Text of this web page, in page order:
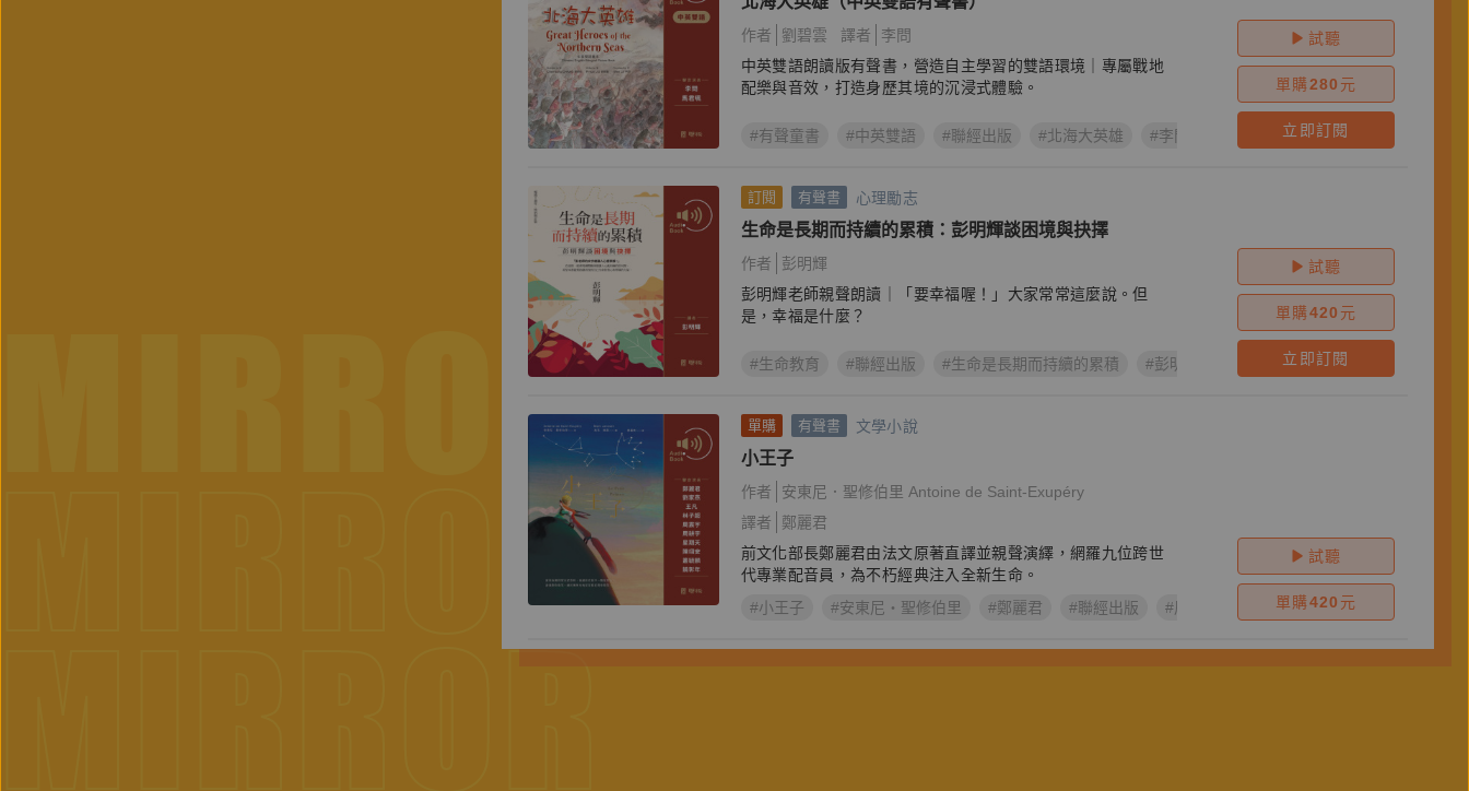
作者 劉碧雲 譯者
李問
中英雙語朗讀版有聲書，營造自主學習的雙語環境｜專屬戰地
配樂與音效，打造身歷其境的沉浸式體驗。
#有聲童書 #中英雙語 #聯經出版 #北海大英雄 #李問 #馬君珮
試聽
單購280 元
立即訂閱
訂閱 有聲書 心理勵志
生命是長期而持續的累積：彭明輝談困境與抉擇
作者
彭明輝
彭明輝老師親聲朗讀｜「要幸福喔！」大家常常這麼說。但
是，幸福是什麼？
#生命教育 #聯經出版 #生命是長期而持續的累積 #彭明輝談困境與抉擇 #彭明輝
試聽
單購420 元
立即訂閱
單購 有聲書 文學小說
小王子
作者
安東尼．聖修伯里 Antoine de Saint-Exupéry
譯者
鄭麗君
前文化部長鄭麗君由法文原著直譯並親聲演繹，網羅九位跨世
代專業配音員，為不朽經典注入全新生命。
#小王子
#安東尼‧聖修伯里 #鄭麗君 #聯經出版 #周震宇
試聽
單購420 元
MIRROR
MIRROR
MIRROR